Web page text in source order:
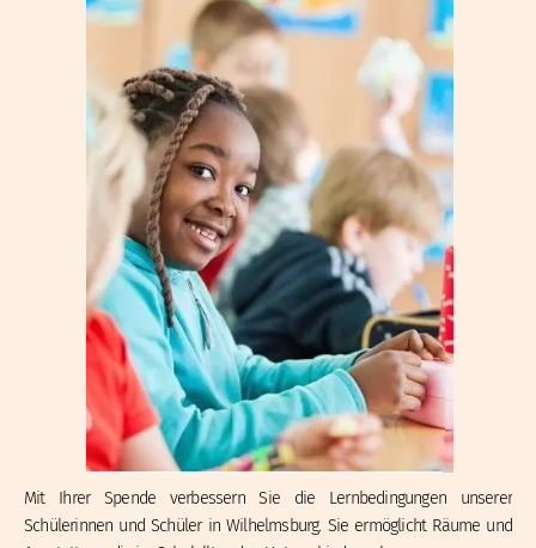
Mit Ihrer Spende verbessern Sie die Lernbedingungen unserer
Schülerinnen und Schüler in Wilhelmsburg. Sie ermöglicht Räume und